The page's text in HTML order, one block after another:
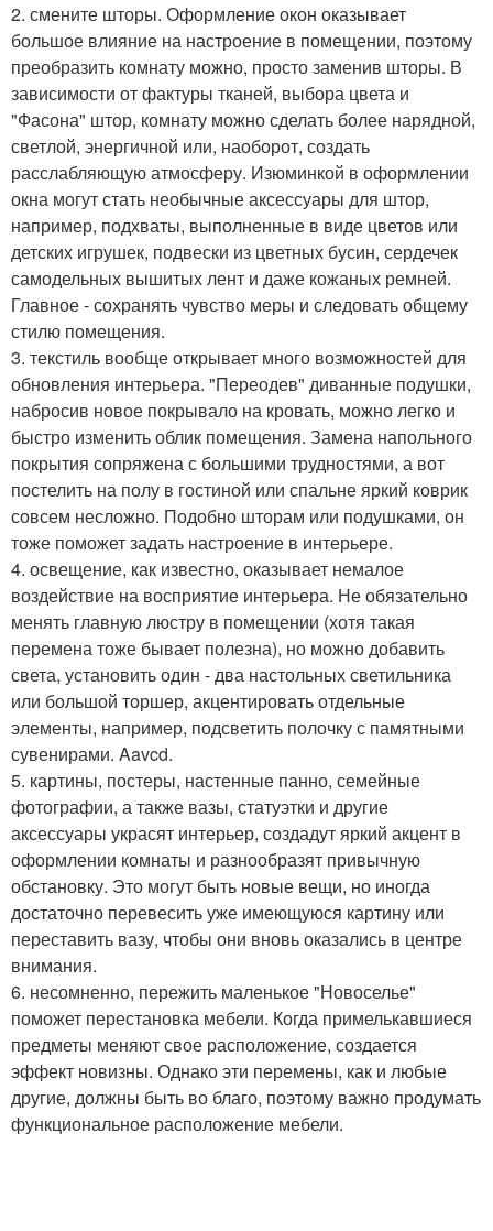
2. смените шторы. Оформление окон оказывает
большое влияние на настроение в помещении, поэтому
преобразить комнату можно, просто заменив шторы. В
зависимости от фактуры тканей, выбора цвета и
"Фасона" штор, комнату можно сделать более нарядной,
светлой, энергичной или, наоборот, создать
расслабляющую атмосферу. Изюминкой в оформлении
окна могут стать необычные аксессуары для штор,
например, подхваты, выполненные в виде цветов или
детских игрушек, подвески из цветных бусин, сердечек
самодельных вышитых лент и даже кожаных ремней.
Главное - сохранять чувство меры и следовать общему
стилю помещения.
3. текстиль вообще открывает много возможностей для
обновления интерьера. "Переодев" диванные подушки,
набросив новое покрывало на кровать, можно легко и
быстро изменить облик помещения. Замена напольного
покрытия сопряжена с большими трудностями, а вот
постелить на полу в гостиной или спальне яркий коврик
совсем несложно. Подобно шторам или подушками, он
тоже поможет задать настроение в интерьере.
4. освещение, как известно, оказывает немалое
воздействие на восприятие интерьера. Не обязательно
менять главную люстру в помещении (хотя такая
перемена тоже бывает полезна), но можно добавить
света, установить один - два настольных светильника
или большой торшер, акцентировать отдельные
элементы, например, подсветить полочку с памятными
сувенирами. Aavcd.
5. картины, постеры, настенные панно, семейные
фотографии, а также вазы, статуэтки и другие
аксессуары украсят интерьер, создадут яркий акцент в
оформлении комнаты и разнообразят привычную
обстановку. Это могут быть новые вещи, но иногда
достаточно перевесить уже имеющуюся картину или
переставить вазу, чтобы они вновь оказались в центре
внимания.
6. несомненно, пережить маленькое "Новоселье"
поможет перестановка мебели. Когда примелькавшиеся
предметы меняют свое расположение, создается
эффект новизны. Однако эти перемены, как и любые
другие, должны быть во благо, поэтому важно продумать
функциональное расположение мебели.